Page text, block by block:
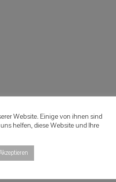
Website. Einige von ihnen sind
helfen, diese Website und Ihre